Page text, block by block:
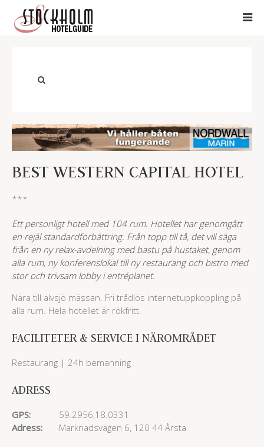
BEST WESTERN CAPITAL HOTEL
***
Ett personligt hotell med 104 rum. Hotellet har genomgått
en rejäl standardförbättring. Från topp till tå, det vill säga
från en ny relax-avdelning med bastu på hustaket, genom
alla rum, ny konferenslokal till ny restaurang och bistro med
stor och trivsam lobby i entréplanet.
Nära till älvsjö mässan. Fri trådlös internetuppkoppling på
alla rum. Hela hotellet är rökfritt.
FACILITETER & SERVICE I NÄROMRÅDET
Restaurang | 24h bemanning
ADRESS
GPS:
59.2956,18.0331
Adress:
Marknadsvägen 6, 120 44 Årsta